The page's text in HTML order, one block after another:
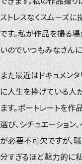
ストレスなくスムーズ
です。私が作品を撮る
いのでいつもみなさん
また最近はドキュメン
に人生を捧げている人
ます。ポートレートを
選び、シチュエーション
が必要不可欠ですが、
分すぎるほど魅力的に